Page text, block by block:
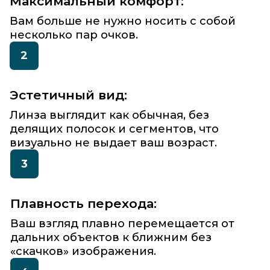
Оставь заявку на сайте
Готовы увидеть мир без
ограничений?
экспертную
консультацию и подбор
прогрессивных линз в
«Ок-Оптик» уже сегодня!